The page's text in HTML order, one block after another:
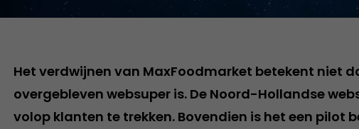
Het verdwijnen van MaxFoodmarket betekent niet
overgebleven websuper is. De Noord-Hollandse
volop klanten te trekken. Bovendien is het een pilot